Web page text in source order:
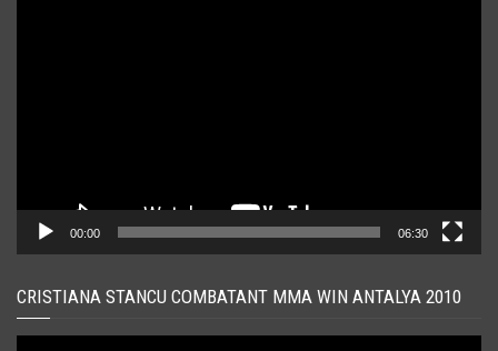
00:00 06:30
CRISTIANA STANCU COMBATANT MMA WIN ANTALYA 2010